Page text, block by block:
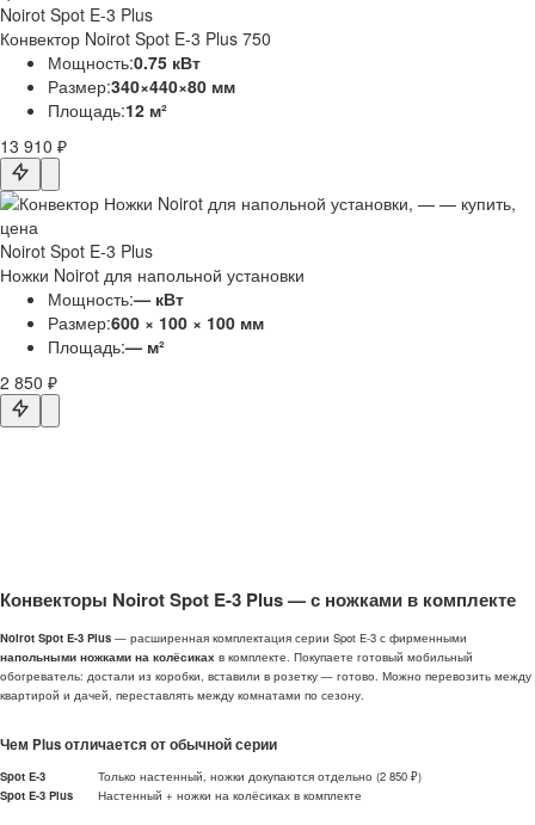
Noirot Spot E-3 Plus
Конвектор Noirot Spot E-3 Plus 750
Мощность:0.75 кВт
Размер:340×440×80 мм
Площадь:12 м²
13 910 ₽
Noirot Spot E-3 Plus
Ножки Noirot для напольной установки
Мощность:— кВт
Размер:600 × 100 × 100 мм
Площадь:— м²
2 850 ₽
Конвекторы Noirot Spot E-3 Plus — с ножками в комплекте
Noirot Spot E-3 Plus — расширенная комплектация серии Spot E-3 с фирменными
напольными ножками на колёсиках в комплекте. Покупаете готовый мобильный
обогреватель: достали из коробки, вставили в розетку — готово. Можно перевозить между
квартирой и дачей, переставлять между комнатами по сезону.
Чем Plus отличается от обычной серии
Spot E-3
Только настенный, ножки докупаются отдельно (2 850 ₽)
Spot E-3 Plus
Настенный + ножки на колёсиках в комплекте